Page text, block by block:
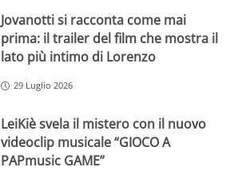
Jovanotti si racconta come mai
prima: il trailer del film che mostra il
lato più intimo di Lorenzo
29 Luglio 2026
LeiKiè svela il mistero con il nuovo
videoclip musicale “GIOCO A
PAPmusic GAME”